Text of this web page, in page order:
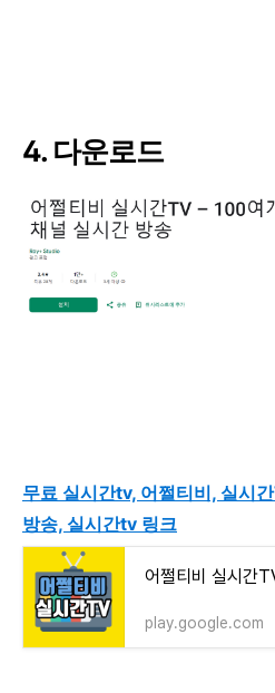
4. 다운로드
무료 실시간tv, 어쩔티비, 실시
방송, 실시간tv 링크
play.google.com